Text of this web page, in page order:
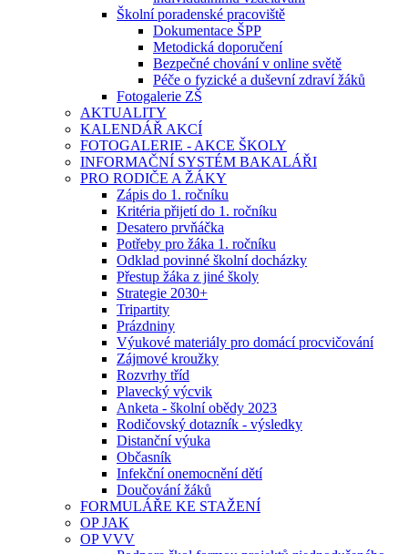
Školní poradenské pracoviště
Dokumentace ŠPP
Metodická doporučení
Bezpečné chování v online světě
Péče o fyzické a duševní zdraví žáků
Fotogalerie ZŠ
AKTUALITY
KALENDÁŘ AKCÍ
FOTOGALERIE - AKCE ŠKOLY
INFORMAČNÍ SYSTÉM BAKALÁŘI
PRO RODIČE A ŽÁKY
Zápis do 1. ročníku
Kritéria přijetí do 1. ročníku
Desatero prvňáčka
Potřeby pro žáka 1. ročníku
Odklad povinné školní docházky
Přestup žáka z jiné školy
Strategie 2030+
Tripartity
Prázdniny
Výukové materiály pro domácí procvičování
Zájmové kroužky
Rozvrhy tříd
Plavecký výcvik
Anketa - školní obědy 2023
Rodičovský dotazník - výsledky
Distanční výuka
Občasník
Infekční onemocnění dětí
Doučování žáků
FORMULÁŘE KE STAŽENÍ
OP JAK
OP VVV